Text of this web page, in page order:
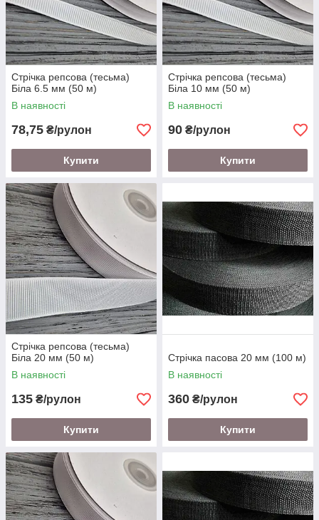
Стрічка репсова (тесьма)
Біла 6.5 мм (50 м)
В наявності
78,75 ₴/рулон
Купити
Стрічка репсова (тесьма)
Біла 10 мм (50 м)
В наявності
90 ₴/рулон
Купити
Стрічка репсова (тесьма)
Біла 20 мм (50 м)
В наявності
135 ₴/рулон
Купити
Стрічка пасова 20 мм (100 м)
В наявності
360 ₴/рулон
Купити